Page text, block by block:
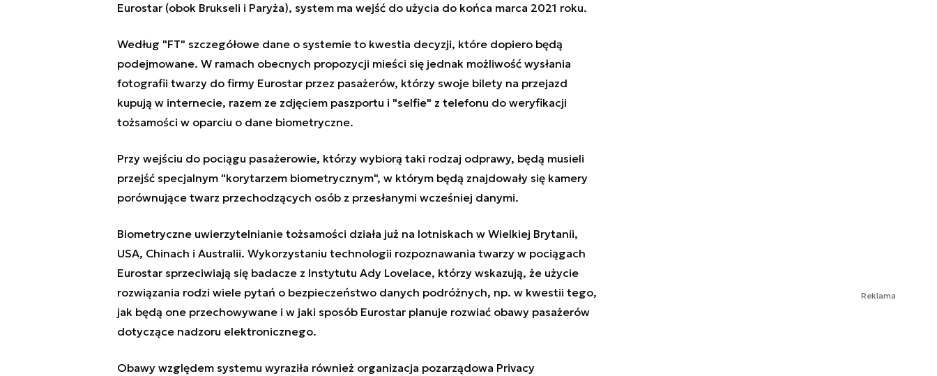
Eurostar (obok Brukseli i Paryża), system ma wejść do użycia do końca marca 2021 roku.
Według "FT" szczegółowe dane o systemie to kwestia decyzji, które dopiero będą
podejmowane. W ramach obecnych propozycji mieści się jednak możliwość wysłania
fotografii twarzy do firmy Eurostar przez pasażerów, którzy swoje bilety na przejazd
kupują w internecie, razem ze zdjęciem paszportu i "selfie" z telefonu do weryfikacji
tożsamości w oparciu o dane biometryczne.
Przy wejściu do pociągu pasażerowie, którzy wybiorą taki rodzaj odprawy, będą musieli
przejść specjalnym "korytarzem biometrycznym", w którym będą znajdowały się kamery
porównujące twarz przechodzących osób z przesłanymi wcześniej danymi.
Biometryczne uwierzytelnianie tożsamości działa już na lotniskach w Wielkiej Brytanii,
USA, Chinach i Australii. Wykorzystaniu technologii rozpoznawania twarzy w pociągach
Eurostar sprzeciwiają się badacze z Instytutu Ady Lovelace, którzy wskazują, że użycie
rozwiązania rodzi wiele pytań o bezpieczeństwo danych podróżnych, np. w kwestii tego,
jak będą one przechowywane i w jaki sposób Eurostar planuje rozwiać obawy pasażerów
dotyczące nadzoru elektronicznego.
Obawy względem systemu wyraziła również organizacja pozarządowa Privacy
Reklama